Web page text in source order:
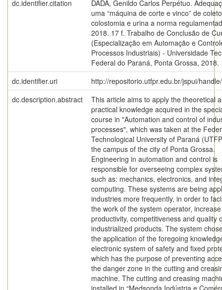
dc.identifier.citation
DADA, Genildo Carlos Perpétuo.
uma “máquina de corte e vinco” de
colostomia e urina a norma
2018. 17 f. Trabalho de Conclusão de
(Especialização em Automação e
Processos Industriais) - Universidade
Federal do Paraná, Ponta Grossa, 2018.
dc.identifier.uri
http://repositorio.utfpr.edu.br/jspui/
dc.description.abstract
This article aims to apply the theoretical
practical knowledge acquired in the
course in "Automation and control of
processes", which was taken at the
Technological University of Paraná
the campus of the city of Ponta Grossa.
Engineering in automation and control is
responsible for overseeing complex
such as: mechanics, electronics, and
computing. These systems are being
industries more frequently, in order to
the work of the system operator,
productivity, competitiveness and quality
industrialized products. The system
the application of the foregoing
electronic system of safety and fixed
which has the purpose of preventing
the danger zone in the cutting and
machine. The cutting and creasing
installed in “Medsonda Indústria e